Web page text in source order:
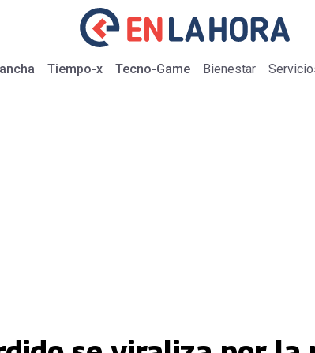
Tiempo-x Tecno-Game Bienestar